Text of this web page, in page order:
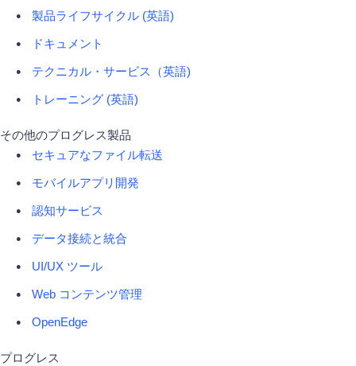
製品ライフサイクル (英語)
ドキュメント
テクニカル・サービス（英語)
トレーニング (英語)
その他のプログレス製品
セキュアなファイル転送
モバイルアプリ開発
認知サービス
データ接続と統合
UI/UX ツール
Web コンテンツ管理
OpenEdge
プログレス